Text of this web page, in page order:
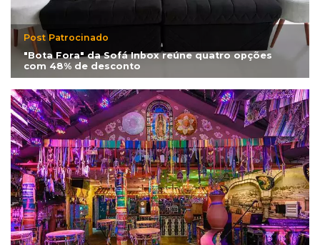
Post Patrocinado
"Bota Fora" da Sofá Inbox reúne quatro opções
com 48% de desconto